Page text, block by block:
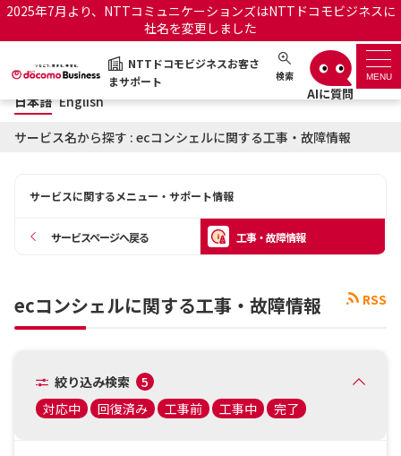
2025年7月より、NTTコミュニケーションズはNTTドコモビジネスに
社名を変更しました
NTTドコモビジネスお客さ
まサポート
検索 MENU
NTTドコモビジネスお客さまサポート 日本語 English
サポートトップ
OCNのお客さまはこちら
工事・故障情報通知サー
オフィシャルサイト
日本語 English
サービス名から探す : ecコンシェルに関する工事・故障情報
サービスに関するメニュー・サポート情報
サービスページへ戻る 工事・故障情報
RSS
ecコンシェルに関する工事・故障情報
絞り込み検索
5
対応中
回復済み 工事前 工事中 完了